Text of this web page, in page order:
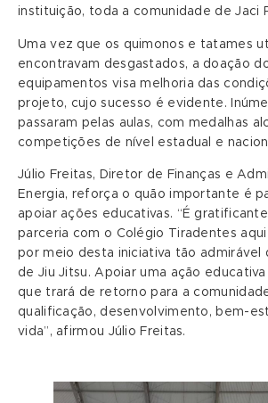
instituição, toda a comunidade de Jaci
Uma vez que os quimonos e tatames
encontravam desgastados, a doação
equipamentos visa melhoria das
projeto, cujo sucesso é evidente.
passaram pelas aulas, com medalhas
competições de nível estadual e
Júlio Freitas, Diretor de Finanças e
Energia, reforça o quão importante é
apoiar ações educativas. “É
parceria com o Colégio Tiradentes aqui
por meio desta iniciativa tão admirável
de Jiu Jitsu. Apoiar uma ação
que trará de retorno para a
qualificação, desenvolvimento, bem-
vida”, afirmou Júlio Freitas.